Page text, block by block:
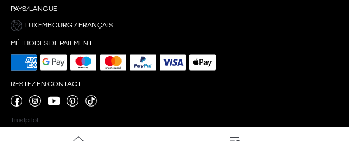
PAYS/LANGUE
LUXEMBOURG / FRANÇAIS
MÉTHODES DE PAIEMENT
RESTEZ EN CONTACT
Trustpilot